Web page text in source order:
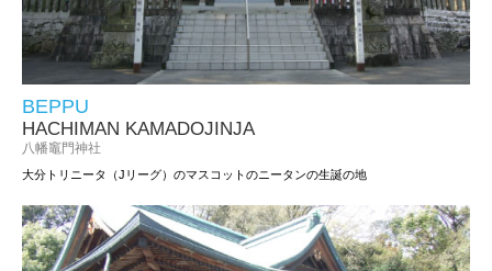
BEPPU
HACHIMAN KAMADOJINJA
八幡竈門神社
大分トリニータ（Jリーグ）のマスコットのニータンの生誕の地